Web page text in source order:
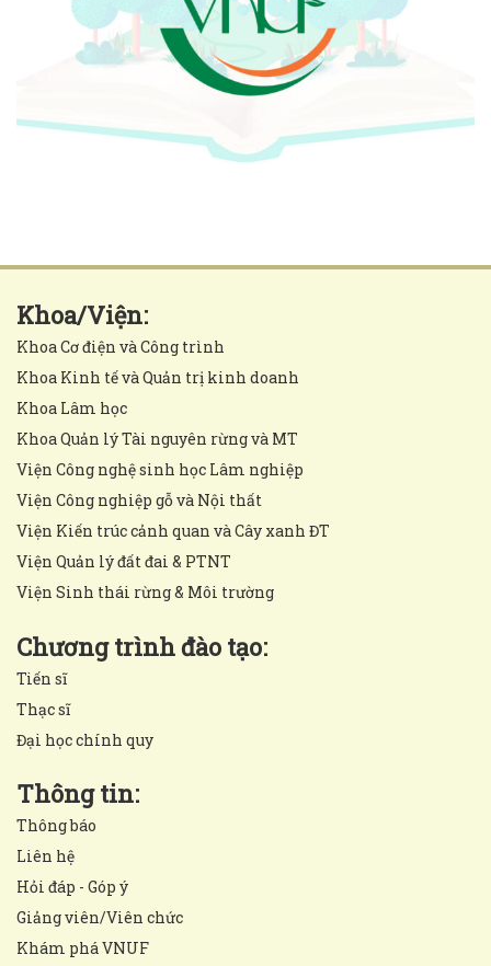
Khoa/Viện:
Khoa Cơ điện và Công trình
Khoa Kinh tế và Quản trị kinh doanh
Khoa Lâm học
Khoa Quản lý Tài nguyên rừng và MT
Viện Công nghệ sinh học Lâm nghiệp
Viện Công nghiệp gỗ và Nội thất
Viện Kiến trúc cảnh quan và Cây xanh ĐT
Viện Quản lý đất đai & PTNT
Viện Sinh thái rừng & Môi trường
Chương trình đào tạo:
Tiến sĩ
Thạc sĩ
Đại học chính quy
Thông tin:
Thông báo
Liên hệ
Hỏi đáp - Góp ý
Giảng viên/Viên chức
Khám phá VNUF